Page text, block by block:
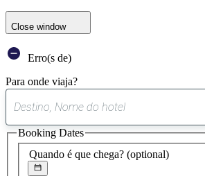
Close window
Erro(s de)
Para onde viaja?
sugestão
Quando é que chega? (optional)
Booking Dates